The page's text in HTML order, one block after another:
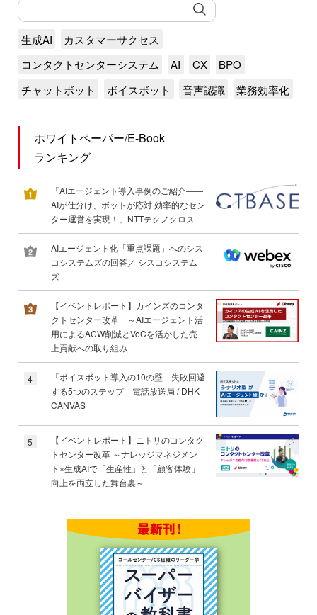
生成AI
カスタマーサクセス
コンタクトセンターシステム
AI CX
BPO
チャットボット
ボイスボット 音声認識 業務効率化
ホワイトペーパー/E-Book
ランキング
「AIエージェント導入事例のご紹介――
AIが仕分け、ボットが応対 効率的なセン
ター運営を実現！」NTTテクノクロス
AIエージェント化「重点課題」へのシス
コシステムズの回答／ シスコシステム
ズ
【イベントレポート】カインズのコンタ
クトセンター改革 ～AIエージェント活
用によるACW削減とVoCを活かした売
上貢献への取り組み
4
「ボイスボット導入の10の壁 失敗回避
する5つのステップ」電話放送局 / DHK
CANVAS
5
【イベントレポート】ニトリのコンタク
トセンター改革 ～ナレッジマネジメン
ト×生成AIで「生産性」と「顧客体験」
向上を両立した舞台裏～